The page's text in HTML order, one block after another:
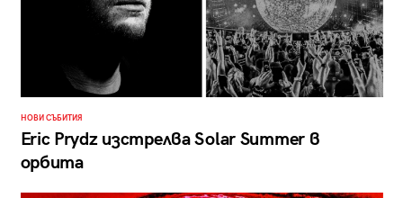
НОВИ СЪБИТИЯ
Eric Prydz изстрелва Solar Summer в
орбита